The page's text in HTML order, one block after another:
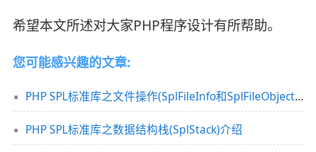
希望本文所述对大家PHP程序设计有所帮助。
您可能感兴趣的文章:
PHP SPL标准库之文件操作(SplFileInfo和SplFileObject)实例
PHP SPL标准库之数据结构栈(SplStack)介绍